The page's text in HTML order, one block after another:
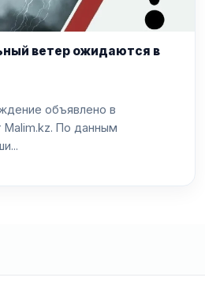
ветер ожидаются в
объявлено в
По данным